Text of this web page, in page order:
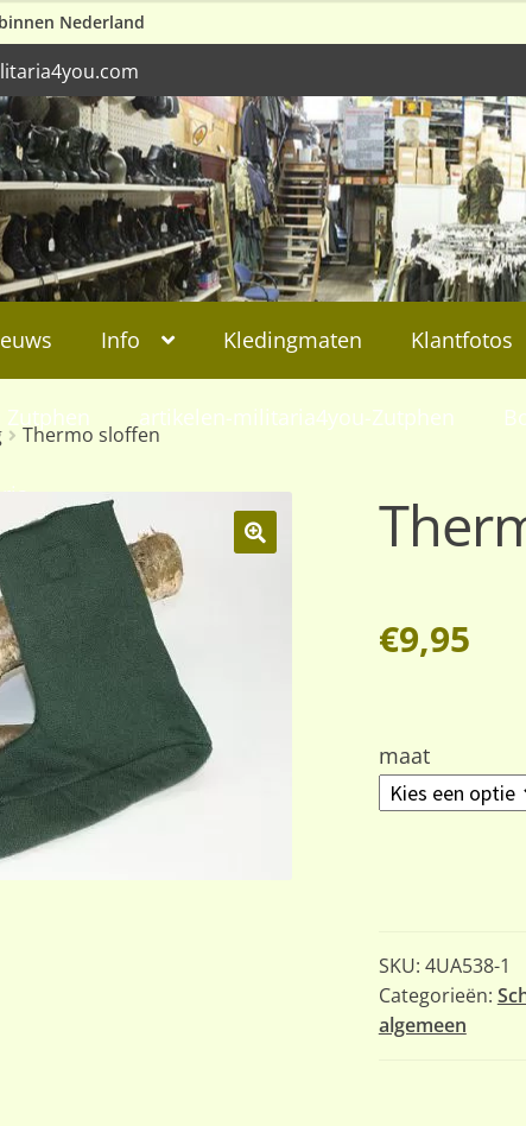
Nederland
Info Kledingmaten Klantfotos
artikelen-militaria4you-Zutphen
Thermo sloffen
€9,95
maat
SKU: 4UA538-1
Categorieën:
algemeen